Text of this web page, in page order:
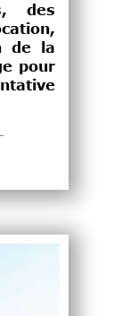
des
de la
pour